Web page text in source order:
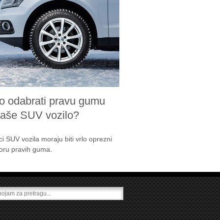
odabrati pravu gumu
SUV vozilo?
SUV vozila moraju biti vrlo oprezni
pravih guma.